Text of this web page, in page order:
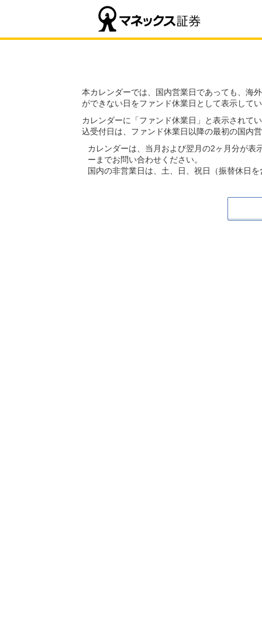
本カレンダーでは、国内営業日であっても、海
ができない日をファンド休業日として表示して
カレンダーに「ファンド休業日」と表示されて
込受付日は、ファンド休業日以降の最初の国内
カレンダーは、当月および翌月の2ヶ月分が表
ーまでお問い合わせください。
国内の非営業日は、土、日、祝日（振替休日